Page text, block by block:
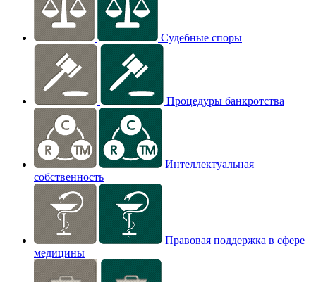
Судебные споры
Процедуры банкротства
Интеллектуальная
собственность
Правовая поддержка в сфере
медицины